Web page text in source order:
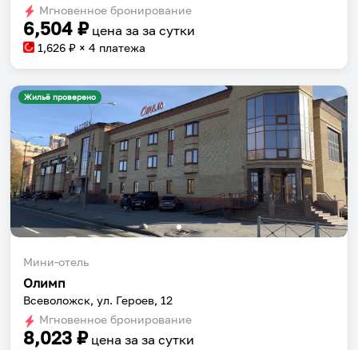
changing
dates.
changing
dates.
Мгновенное бронирование
6,504 ₽ цена за за сутки
1,626 ₽ × 4 платежа
Жильё проверено
Мини-отель
Олимп
Всеволожск, ул. Героев, 12
Мгновенное бронирование
8,023 ₽ цена за за сутки